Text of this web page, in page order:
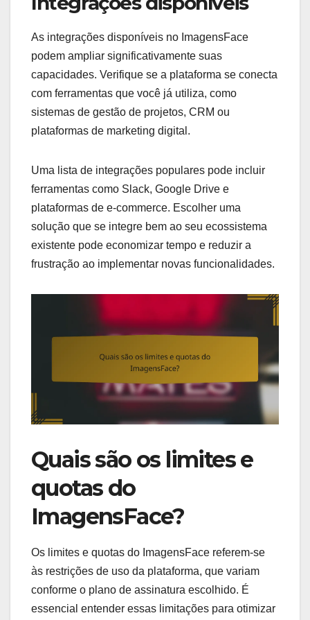
As integrações disponíveis no ImagensFace
podem ampliar significativamente suas
capacidades. Verifique se a plataforma se conecta
com ferramentas que você já utiliza, como
sistemas de gestão de projetos, CRM ou
plataformas de marketing digital.
Uma lista de integrações populares pode incluir
ferramentas como Slack, Google Drive e
plataformas de e-commerce. Escolher uma
solução que se integre bem ao seu ecossistema
existente pode economizar tempo e reduzir a
frustração ao implementar novas funcionalidades.
Quais são os limites e
quotas do
ImagensFace?
Os limites e quotas do ImagensFace referem-se
às restrições de uso da plataforma, que variam
conforme o plano de assinatura escolhido. É
essencial entender essas limitações para otimizar